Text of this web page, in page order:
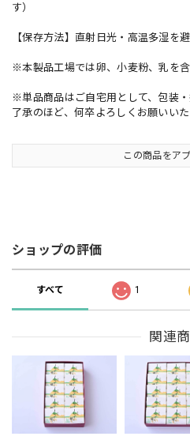
す）
【保存方法】直射日光・高温多湿を
※本製品工場では卵、小麦粉、乳を
※単品商品はご自宅用として、包装
了承のほど、何卒よろしくお願いいた
この商品をア
ショップの評価
すべて 1
関連